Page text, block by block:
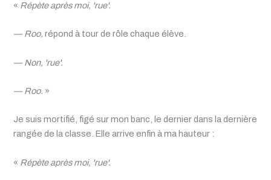
« Répète après moi, 'rue'.
— Roo, répond à tour de rôle chaque élève.
— Non, 'rue'.
— Roo. »
Je suis mortifié, figé sur mon banc, le dernier dans la dernière
rangée de la classe. Elle arrive enfin à ma hauteur :
« Répète après moi, 'rue'.